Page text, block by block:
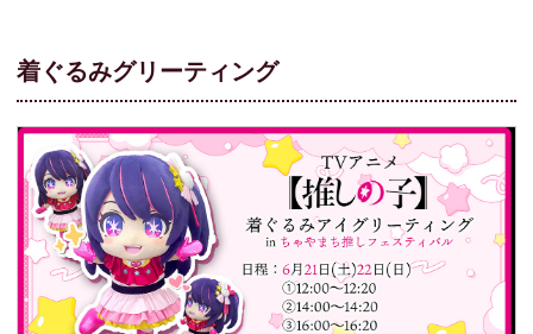
着ぐるみグリーティング